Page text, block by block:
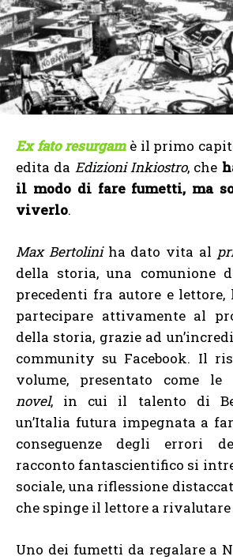
Ex fato resurgamè il primo
edita da Edizioni Inkiostro, che
il modo di fare fumetti, ma
viverlo.
Max Bertoliniha dato vita al
della storia, una comunione
precedenti fra autore e
partecipare attivamente al
della storia, grazie ad
community su Facebook. Il
volume, presentato come le
novel, in cui il talento di
un’Italia futura impegnata a
conseguenze degli errori
racconto fantascientifico si
sociale, una riflessione
che spinge il lettore a rivalutare
Uno dei fumetti da regalare a